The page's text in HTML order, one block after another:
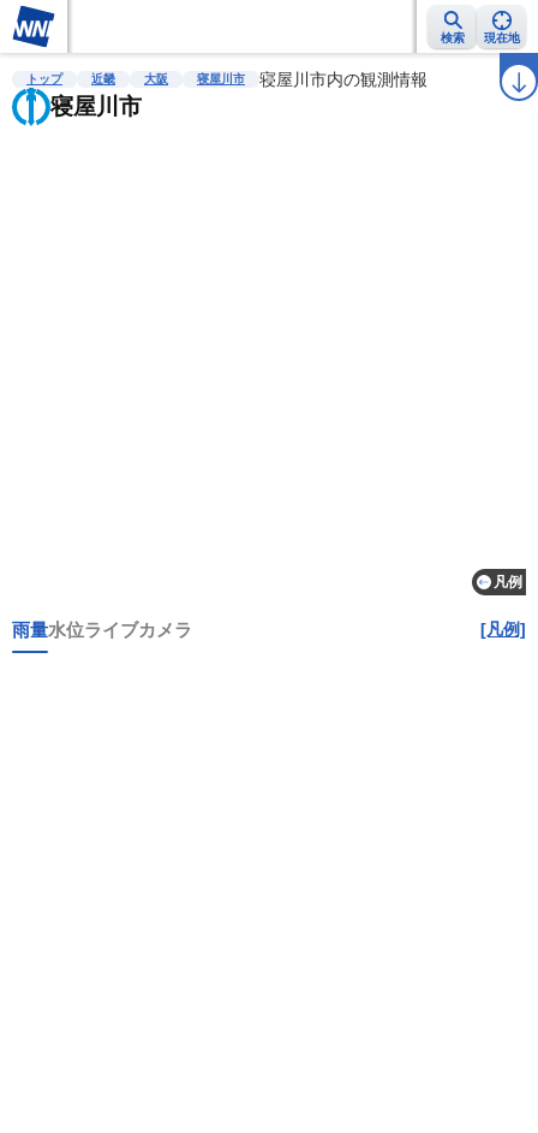
検索 現在地
雨雲レーダー 台風情報 地震情報 警報・注意報 2週間天気 ラ
トップ 近畿 大阪 寝屋川市 寝屋川市内の観測情報
寝屋川市
凡例
雨量水位ライブカメラ [凡例]